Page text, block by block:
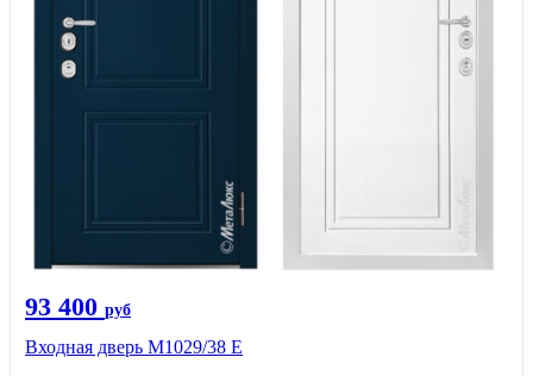
93 400 руб
Входная дверь М1029/38 E